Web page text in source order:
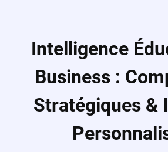
Intelligence
Business :
Stratégiques &